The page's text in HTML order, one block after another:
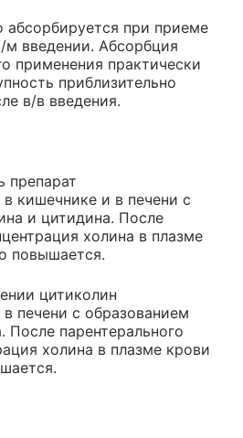
при приеме
м введении. Абсорбция
применения практически
приблизительно
в/в введения.
препарат
кишечнике и в печени с
и цитидина. После
холина в плазме
повышается.
цитиколин
печени с образованием
После парентерального
холина в плазме крови